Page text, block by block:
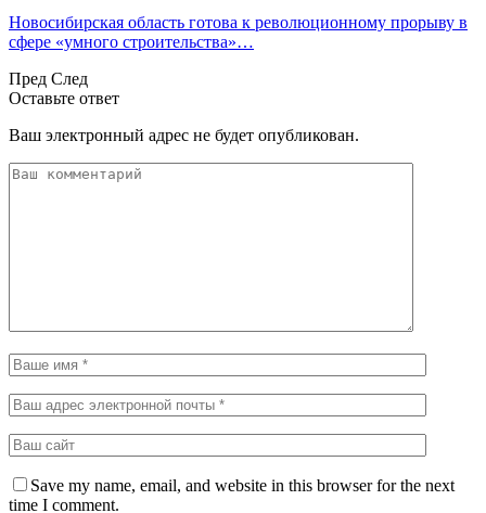
Новосибирская область готова к революционному прорыву в
сфере «умного строительства»…
Пред След
Оставьте ответ
Ваш электронный адрес не будет опубликован.
Save my name, email, and website in this browser for the next
time I comment.